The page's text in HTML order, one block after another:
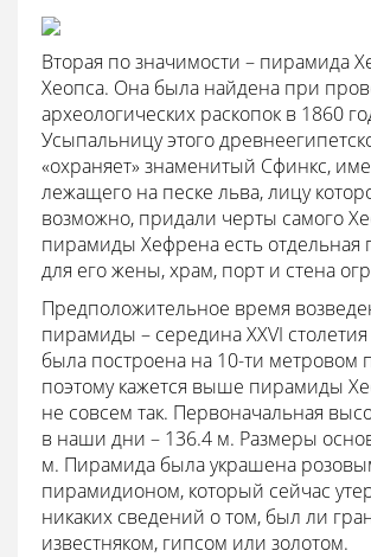
Вторая по значимости – пирамида
Хеопса. Она была найдена при
археологических раскопок в 1860
Усыпальницу этого
«охраняет» знаменитый Сфинкс,
лежащего на песке льва, лицу
возможно, придали черты самого
пирамиды Хефрена есть отдельная
для его жены, храм, порт и стена
Предположительное время
пирамиды – середина XXVI
была построена на 10-ти метровом
поэтому кажется выше пирамиды
не совсем так. Первоначальная
в наши дни – 136.4 м. Размеры
м. Пирамида была украшена
пирамидионом, который сейчас
никаких сведений о том, был ли
известняком, гипсом или золотом.